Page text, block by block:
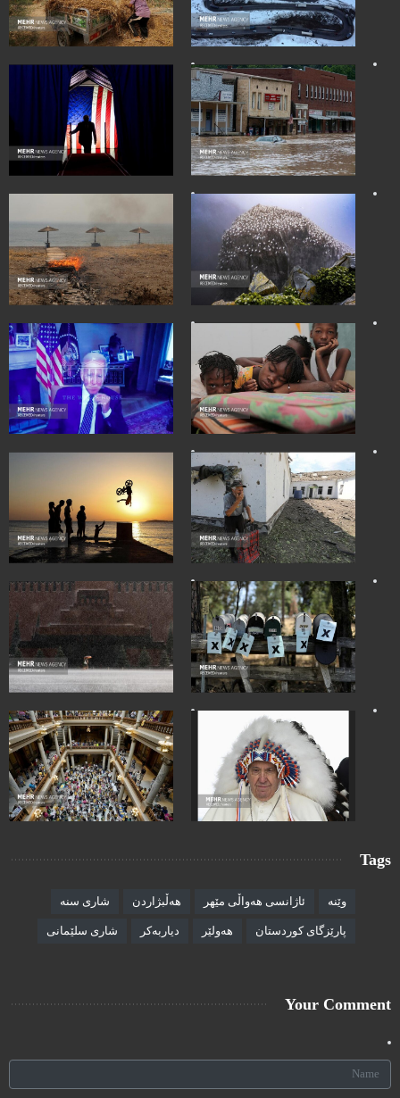
Tags
وێنە ئاژانسی هەواڵی مێهر هەڵبژاردن شاری سنە
پارێزگای کوردستان هەولێر دیاربەکر شاری سلێمانی
Your Comment